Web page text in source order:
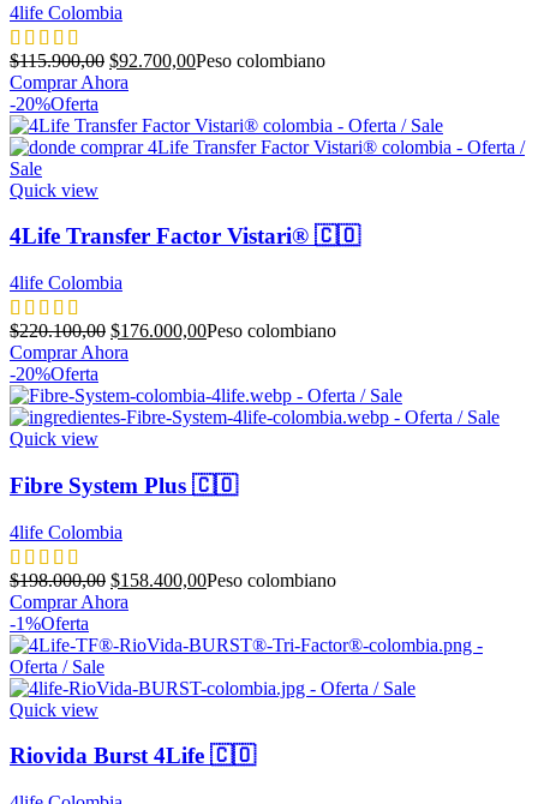
4life Colombia
$115.900,00 El
precio
era:
$115.900,00.
$92.700,00El
es:
$92.700,00.
Peso colombiano
Comprar Ahora
-20%Oferta
Quick view
4Life Transfer Factor Vistari® 🇨🇴
4life Colombia
$220.100,00 El
precio
era:
$220.100,00.
$176.000,00El
es:
$176.000,00.
Peso colombiano
Comprar Ahora
-20%Oferta
Quick view
Fibre System Plus 🇨🇴
4life Colombia
$198.000,00 El
precio
era:
$158.400,00El
es:
Peso colombiano
Comprar Ahora
-1%Oferta
Quick view
Riovida Burst 4Life 🇨🇴